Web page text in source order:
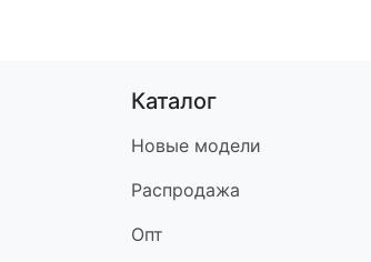
Каталог
Новые модели
Распродажа
Опт